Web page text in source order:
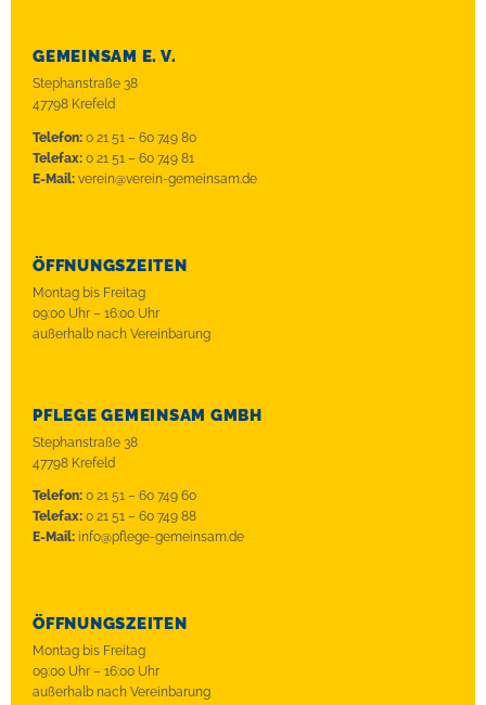
GEMEINSAM E. V.
Stephanstraße 38
47798 Krefeld
Telefon: 0 21 51 – 60 749 80
Telefax: 0 21 51 – 60 749 81
E-Mail: verein@verein-gemeinsam.de
ÖFFNUNGSZEITEN
Montag bis Freitag
09:00 Uhr – 16:00 Uhr
außerhalb nach Vereinbarung
PFLEGE GEMEINSAM GMBH
Stephanstraße 38
47798 Krefeld
Telefon: 0 21 51 – 60 749 60
Telefax: 0 21 51 – 60 749 88
E-Mail: info@pflege-gemeinsam.de
ÖFFNUNGSZEITEN
Montag bis Freitag
09:00 Uhr – 16:00 Uhr
außerhalb nach Vereinbarung